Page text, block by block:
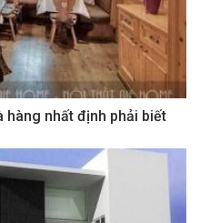
hàng nhất định phải biết